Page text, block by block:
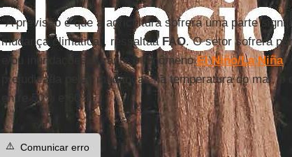
“A previsão é que a agricultura sofrerá uma parte
mudança climática”, ressaltaa FAO. O setor sofrerá
e/ou inundações durante o fenômenoEl Niño/La Niña.
prejudicada pelas mudanças na temperatura do mar,
entre 50% e 60%.
⚠️ Comunicar erro